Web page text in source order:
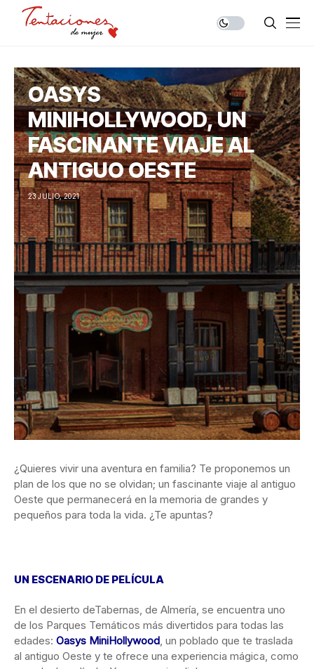
OASYS
MINIHOLLYWOOD, UN
FASCINANTE VIAJE AL
ANTIGUO OESTE
23 JULIO, 2021
¿Quieres vivir una aventura en familia? Te proponemos un
plan de los que no se olvidan; un fascinante viaje al antiguo
Oeste que permanecerá en la memoria de grandes y
pequeños para toda la vida. ¿Te apuntas?
UN ESCENARIO DE PELÍCULA
En el desierto deTabernas, de Almería, se encuentra uno
de los Parques Temáticos más divertidos para todas las
edades: Oasys MiniHollywood, un poblado que te traslada
al antiguo Oeste y te ofrece una experiencia mágica, como